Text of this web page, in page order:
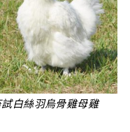
白絲羽烏骨雞母雞